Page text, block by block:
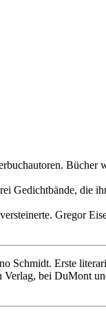
Gedichtbände, die
Gregor
Erste
bei DuMont